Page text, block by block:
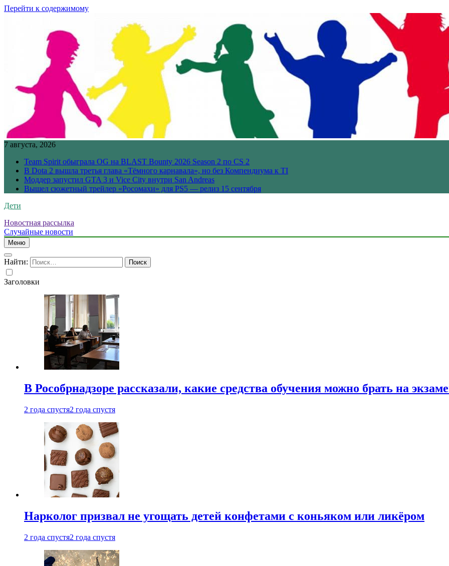
Перейти к содержимому
7 августа, 2026
Team Spirit обыграла OG на BLAST Bounty 2026 Season 2 по CS 2
В Dota 2 вышла третья глава «Тёмного карнавала», но без Компендиума к TI
Моддер запустил GTA 3 и Vice City внутри San Andreas
Вышел сюжетный трейлер «Росомахи» для PS5 — релиз 15 сентября
Дети
Новостная рассылка
Случайные новости
Меню
Найти:
Заголовки
В Рособрнадзоре рассказали, какие средства обучения можно брать на
2 года спустя2 года спустя
Нарколог призвал не угощать детей конфетами с коньяком или ликёром
2 года спустя2 года спустя